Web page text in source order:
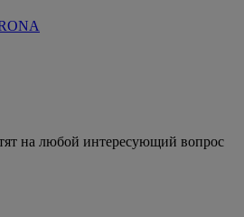
на любой интересующий вопрос